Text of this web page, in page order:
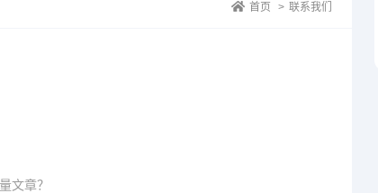
首页 > 联系我们
文章？